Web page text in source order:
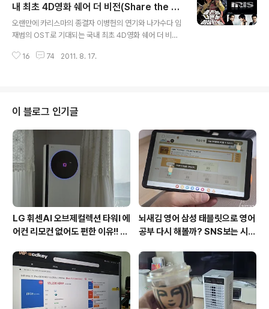
는게 더 나을것 같아 큰 놈하고 만나서 이대입구로 이동했
답니다. 차를 가지고 가려고 했는데 전철을 타고 아이와 함
께 걷고 싶었답니다. 사실 둘이서 움직이는 경우는 흔치 않
아서 말이죠. 조금은 투덜거리기는 했지만 맛난 저녁을 사
주고 나니 조금 풀어졌답니다. 저녁을 먹고 이대캠퍼스 들
내 최초 4D영화 쉐어 더 비전(Share the Vi
sion)
오랜만에 카리스마의 종결자 이병헌의 연기와 나가수다 임
재범의 OST로 기대되는 국내 최초 4D영화 쉐어 더 비전
지막으로 본 이병헌의 영화가 좋은놈, 나쁜놈, 이상한놈입
더 비전(Share the Vision)을 통해 보게 되어 기대하는
이유는 개인적으로 이병헌의 눈물이 그렁그렁한 모습으로
연기하던 모습이 기억에 남기 때문입니다. 그런데 어느 장
면인지는 기억이 가물가물하지만 참 오래 남네요. 참 연기
를 잘한다라는 말이 절로 나오는 배우 이병헌이 최신작 쉐
어 더 비전(Share ..
16 74 2011. 8. 17.
이 블로그 인기글
LG 휘센AI 오브제컬렉션 타워I 에
어컨 리모컨 없어도 편한 이유!! 7
후기
뇌새김 영어 삼성 태블릿으로 영어
공부 다시 해볼까? SNS보는 시간